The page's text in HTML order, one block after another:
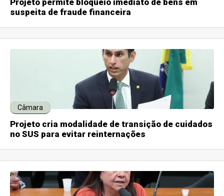
suspeita de fraude financeira
Câmara
Projeto cria modalidade de transição de cuidados
no SUS para evitar reinternações